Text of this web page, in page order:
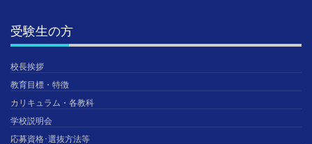
受験生の方
校長挨拶
教育目標・特徴
カリキュラム・各教科
学校説明会
応募資格･選抜方法等